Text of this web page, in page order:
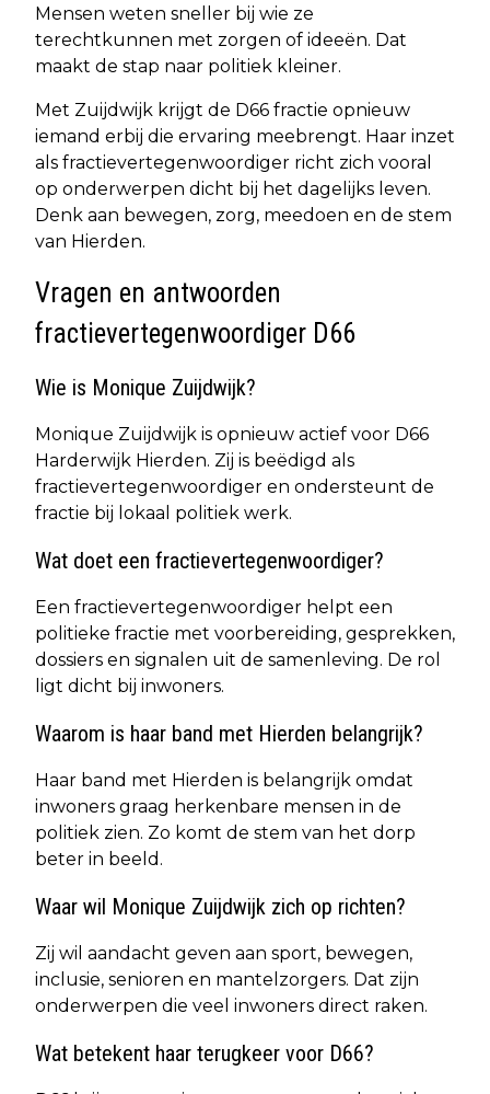
Mensen weten sneller bij wie ze
terechtkunnen met zorgen of ideeën. Dat
maakt de stap naar politiek kleiner.
Met Zuijdwijk krijgt de D66 fractie opnieuw
iemand erbij die ervaring meebrengt. Haar inzet
als fractievertegenwoordiger richt zich vooral
op onderwerpen dicht bij het dagelijks leven.
Denk aan bewegen, zorg, meedoen en de stem
van Hierden.
Vragen en antwoorden
fractievertegenwoordiger D66
Wie is Monique Zuijdwijk?
Monique Zuijdwijk is opnieuw actief voor D66
Harderwijk Hierden. Zij is beëdigd als
fractievertegenwoordiger en ondersteunt de
fractie bij lokaal politiek werk.
Wat doet een fractievertegenwoordiger?
Een fractievertegenwoordiger helpt een
politieke fractie met voorbereiding, gesprekken,
dossiers en signalen uit de samenleving. De rol
ligt dicht bij inwoners.
Waarom is haar band met Hierden belangrijk?
Haar band met Hierden is belangrijk omdat
inwoners graag herkenbare mensen in de
politiek zien. Zo komt de stem van het dorp
beter in beeld.
Waar wil Monique Zuijdwijk zich op richten?
Zij wil aandacht geven aan sport, bewegen,
inclusie, senioren en mantelzorgers. Dat zijn
onderwerpen die veel inwoners direct raken.
Wat betekent haar terugkeer voor D66?